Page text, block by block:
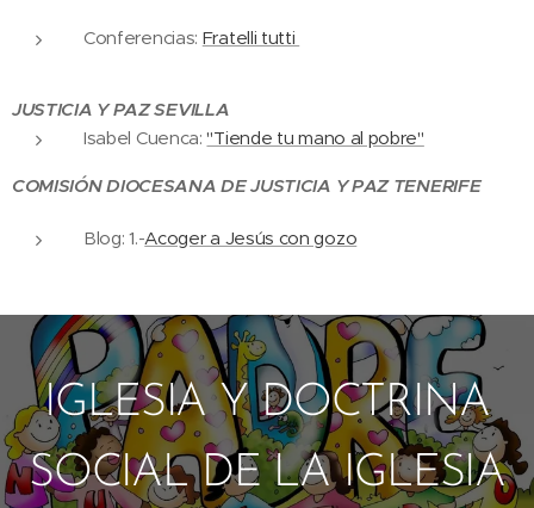
Conferencias: Fratelli tutti
JUSTICIA Y PAZ SEVILLA
Isabel Cuenca:"Tiende tu mano al pobre"
COMISIÓN DIOCESANA DE JUSTICIA Y PAZ TENERIFE
Blog: 1.-Acoger a Jesús con gozo
IGLESIA Y DOCTRINA
SOCIAL DE LA IGLESIA